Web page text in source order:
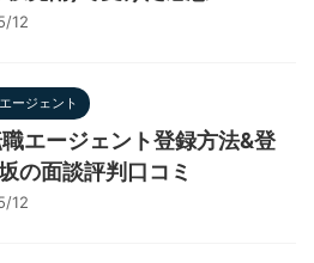
12
ージェント
エージェント登録方法&登
の面談評判口コミ
12